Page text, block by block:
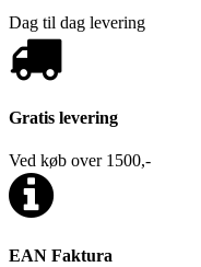
Dag til dag levering
Gratis levering
Ved køb over 1500,-
EAN Faktura